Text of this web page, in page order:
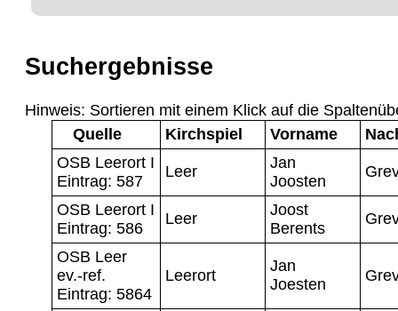
Suchergebnisse
Hinweis: Sortieren mit einem Klick auf die
Quelle
Kirchspiel Vorname
OSB Leerort I
Eintrag: 587
Leer
Jan
Joosten
OSB Leerort I
Eintrag: 586
Leer
Joost
Berents
OSB Leer
ev.-ref.
Eintrag: 5864
Leerort
Jan
Joesten